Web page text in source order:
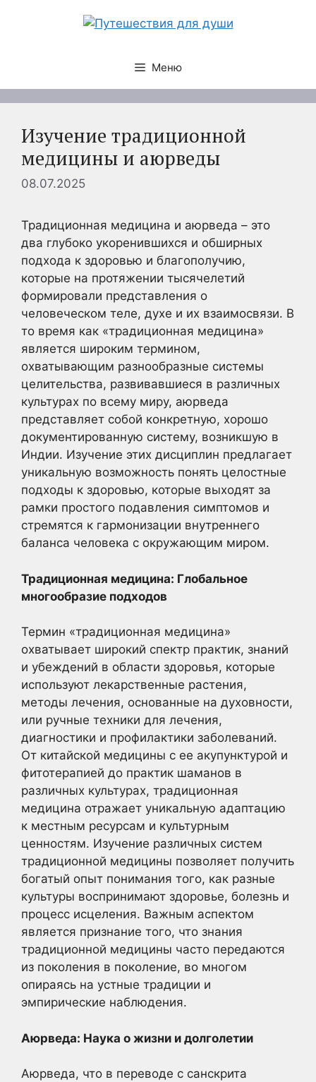
Меню
Изучение традиционной
медицины и аюрведы
08.07.2025
Традиционная медицина и аюрведа – это
два глубоко укоренившихся и обширных
подхода к здоровью и благополучию,
которые на протяжении тысячелетий
формировали представления о
человеческом теле, духе и их взаимосвязи. В
то время как «традиционная медицина»
является широким термином,
охватывающим разнообразные системы
целительства, развивавшиеся в различных
культурах по всему миру, аюрведа
представляет собой конкретную, хорошо
документированную систему, возникшую в
Индии. Изучение этих дисциплин предлагает
уникальную возможность понять целостные
подходы к здоровью, которые выходят за
рамки простого подавления симптомов и
стремятся к гармонизации внутреннего
баланса человека с окружающим миром.
Традиционная медицина: Глобальное
многообразие подходов
Термин «традиционная медицина»
охватывает широкий спектр практик, знаний
и убеждений в области здоровья, которые
используют лекарственные растения,
методы лечения, основанные на духовности,
или ручные техники для лечения,
диагностики и профилактики заболеваний.
От китайской медицины с ее акупунктурой и
фитотерапией до практик шаманов в
различных культурах, традиционная
медицина отражает уникальную адаптацию
к местным ресурсам и культурным
ценностям. Изучение различных систем
традиционной медицины позволяет получить
богатый опыт понимания того, как разные
культуры воспринимают здоровье, болезнь и
процесс исцеления. Важным аспектом
является признание того, что знания
традиционной медицины часто передаются
из поколения в поколение, во многом
опираясь на устные традиции и
эмпирические наблюдения.
Аюрведа: Наука о жизни и долголетии
Аюрведа, что в переводе с санскрита